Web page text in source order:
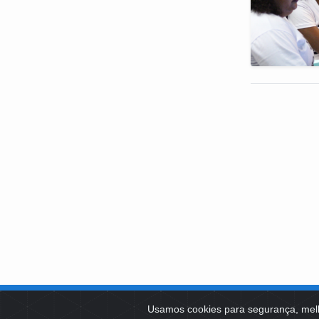
Usamos cookies para segurança,